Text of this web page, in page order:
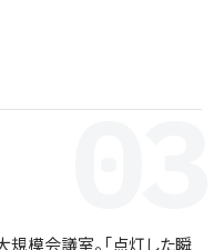
規模会議室。「点灯した瞬